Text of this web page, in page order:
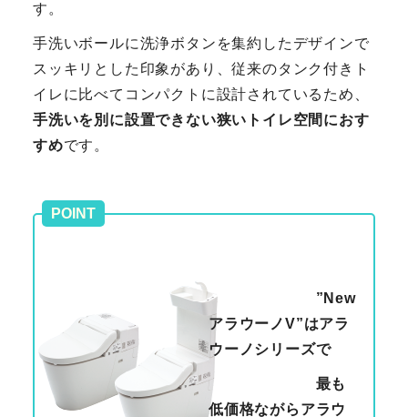
す。
手洗いボールに洗浄ボタンを集約したデザインで
スッキリとした印象があり、従来のタンク付きト
イレに比べてコンパクトに設計されているため、
手洗いを別に設置できない狭いトイレ空間におす
すめです。
POINT
”New
アラウーノV”はアラ
ウーノシリーズで
最も
低価格ながらアラウ